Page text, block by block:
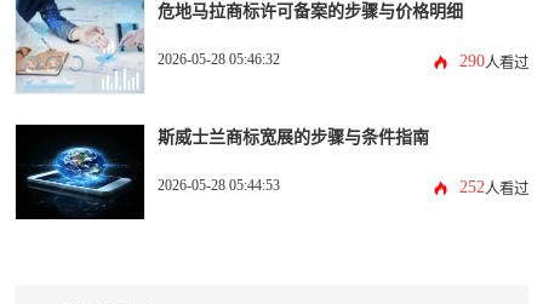
危地马拉商标许可备案的步骤与价格明细
2026-05-28 05:46:32 290人看过
斯威士兰商标宽展的步骤与条件指南
2026-05-28 05:44:53 252人看过